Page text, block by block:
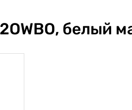
белый